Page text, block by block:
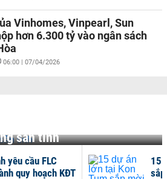
Vinhomes, Vinpearl, Sun
hơn 6.300 tỷ vào ngân sách
06:00 | 07/04/2026
sản tỉnh
yêu cầu FLC
quy hoạch KĐT
15